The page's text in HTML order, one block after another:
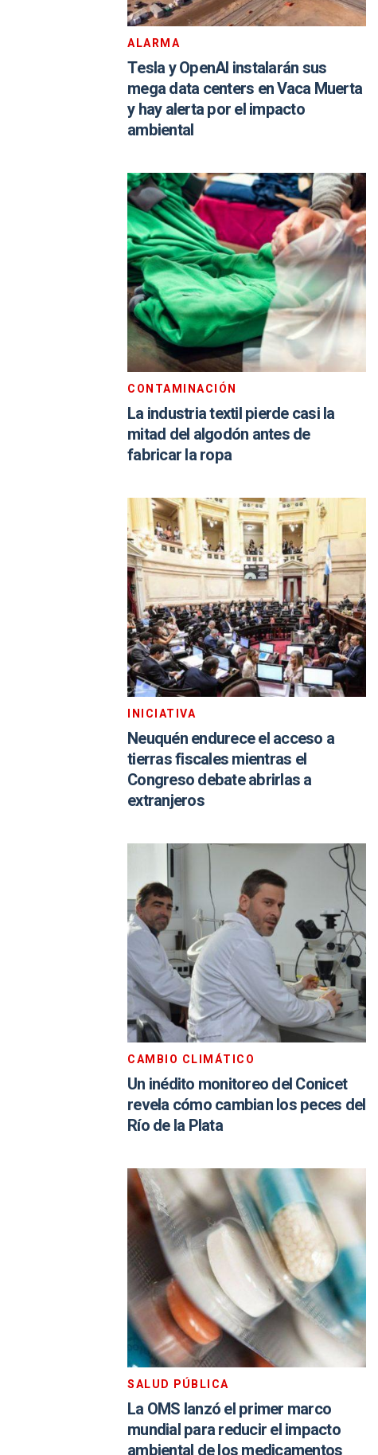
ALARMA
Tesla y OpenAI instalarán sus
mega data centers en Vaca Muerta
y hay alerta por el impacto
ambiental
CONTAMINACIÓN
La industria textil pierde casi la
mitad del algodón antes de
fabricar la ropa
INICIATIVA
Neuquén endurece el acceso a
tierras fiscales mientras el
Congreso debate abrirlas a
extranjeros
CAMBIO CLIMÁTICO
Un inédito monitoreo del Conicet
revela cómo cambian los peces del
Río de la Plata
SALUD PÚBLICA
La OMS lanzó el primer marco
mundial para reducir el impacto